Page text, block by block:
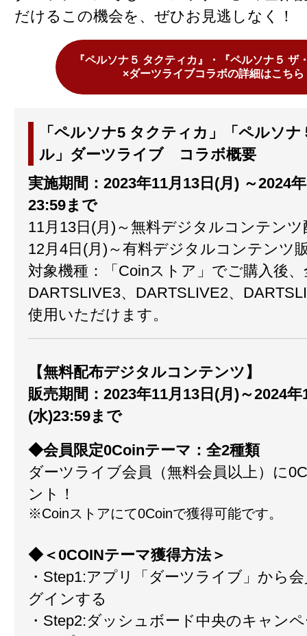
だけるこの機会を、ぜひお見逃しなく！
『ペルソナ５ タクティカ』・『ペルソナ５ ザ
×ダーツライブコラボの詳細はこちら
「ペルソナ5 タクティカ」「ペルソ
ル」ダーツライブ コラボ概要
実施期間：2023年11月13日(月) ～2024
23:59まで
11月13日(月)～無料デジタルコンテンツ
12月4日(月)～有料デジタルコンテンツ
対象機種：「Coinストア」でご購入後
DARTSLIVE3、DARTSLIVE2、
使用いただけます。
【無料配布デジタルコンテンツ】
販売期間：2023年11月13日(月)～2024年
(水)23:59まで
◆会員限定0Coinテーマ：全2種類
ダーツライブ会員（無料会員以上）に
ント！
※Coinストアにて0Coinで獲得可能です。
◆＜0COINテーマ獲得方法＞
・Step1:アプリ「ダーツライブ」から
グインする
・Step2:ダッシュボード中央のキャン